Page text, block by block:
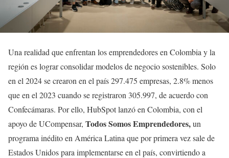
Una realidad que enfrentan los emprendedores en Colombia y la
región es lograr consolidar modelos de negocio sostenibles. Solo
en el 2024 se crearon en el país 297.475 empresas, 2.8% menos
que en el 2023 cuando se registraron 305.997, de acuerdo con
Confecámaras. Por ello, HubSpot lanzó en Colombia, con el
apoyo de UCompensar, Todos Somos Emprendedores,un
programa inédito en América Latina que por primera vez sale de
Estados Unidos para implementarse en el país, convirtiendo a